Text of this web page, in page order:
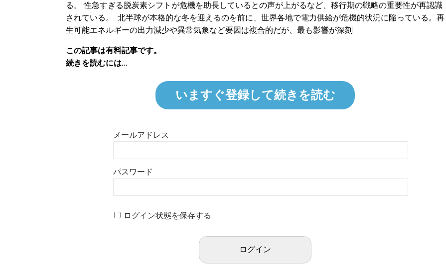
る。 性急すぎる脱炭素シフトが危機を助長しているとの声が上がるなど、移行期の戦略の重要性が再認識
されている。 北半球が本格的な冬を迎えるのを前に、世界各地で電力供給が危機的状況に陥っている。再
生可能エネルギーの出力減少や異常気象など要因は複合的だが、最も影響が深刻
この記事は有料記事です。
続きを読むには...
いますぐ登録して続きを読む
メールアドレス
パスワード
ログイン状態を保存する